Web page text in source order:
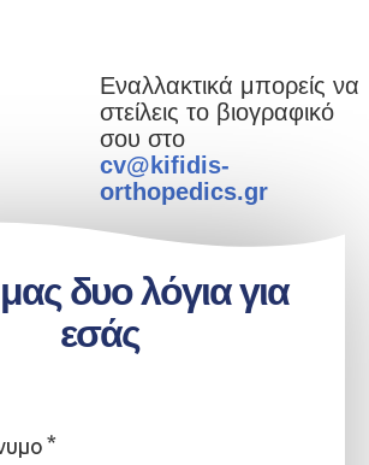
Εναλλακτικά μπορείς να
στείλεις το βιογραφικό
σου στο
cv@kifidis-
orthopedics.gr
μας δυο λόγια για
εσάς